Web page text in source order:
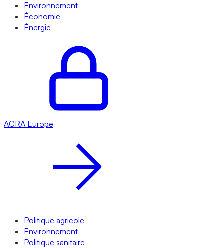
Environnement
Économie
Énergie
AGRA Europe
Politique agricole
Environnement
Politique sanitaire